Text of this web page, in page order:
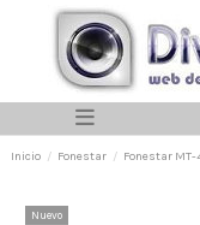
Inicio Fonestar Fonestar MT-
Nuevo